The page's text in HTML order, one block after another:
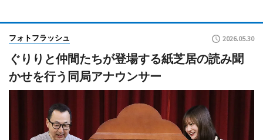
フォトフラッシュ 2026.05.30
ぐりりと仲間たちが登場する紙芝居の読み聞
かせを行う同局アナウンサー